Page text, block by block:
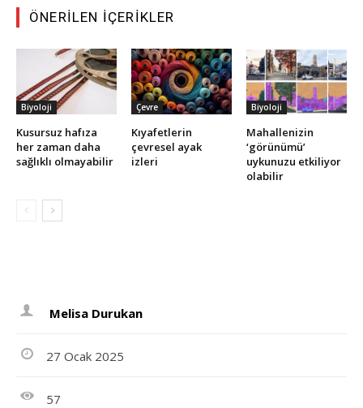
ÖNERILEN İÇERIKLER
Biyoloji
Kusursuz hafıza
her zaman daha
sağlıklı olmayabilir
Çevre
Kıyafetlerin
çevresel ayak
izleri
Biyoloji
Mahallenizin
‘görünümü’
uykunuzu etkiliyor
olabilir
Melisa Durukan
27 Ocak 2025
57